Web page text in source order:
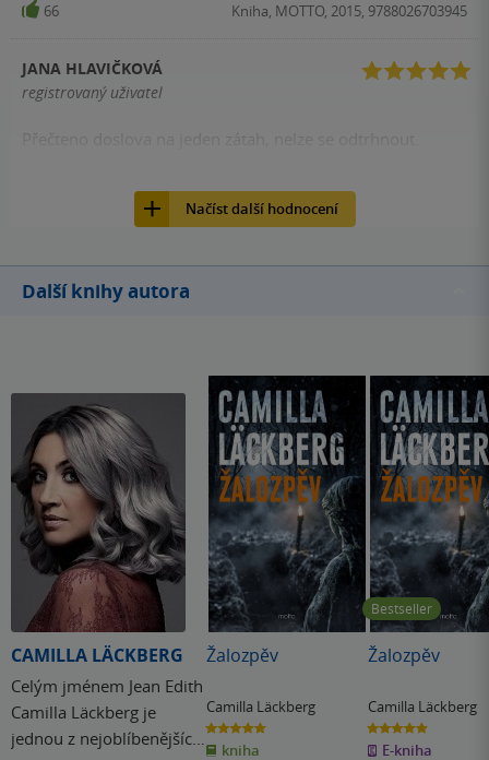
66 Kniha, MOTTO, 2015, 9788026703945
JANA HLAVIČKOVÁ
registrovaný uživatel
Přečteno doslova na jeden zátah, nelze se odtrhnout.
Načíst další hodnocení
Další knihy autora
CAMILLA LÄCKBERG
Celým jménem Jean Edith
Camilla Läckberg je
jednou z nejoblíbenějších
Žalozpěv
Camilla Läckberg
5.0
z
5 kniha
Bestseller
Žalozpěv
Camilla Läckberg
5.0
z
5 E-kniha